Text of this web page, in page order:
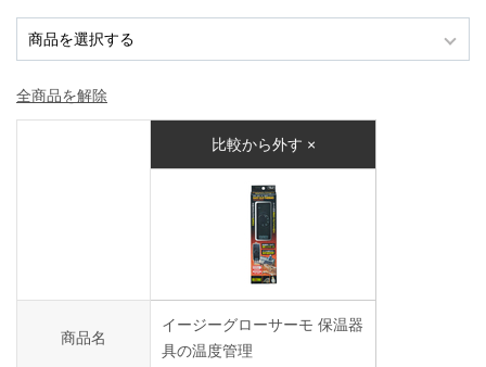
ENGLISH 中文
全商品を解除
比較から外す ×
商品名
イージーグローサーモ 保温器
具の温度管理